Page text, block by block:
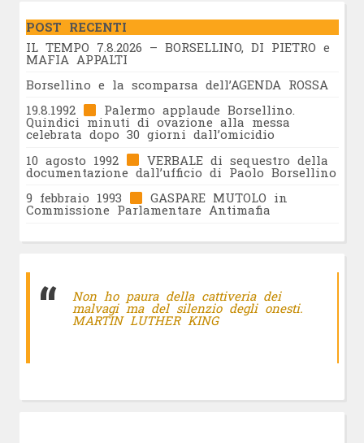
POST RECENTI
IL TEMPO 7.8.2026 – BORSELLINO, DI PIETRO e
MAFIA APPALTI
Borsellino e la scomparsa dell’AGENDA ROSSA
19.8.1992
Palermo applaude Borsellino.
Quindici minuti di ovazione alla messa
celebrata dopo 30 giorni dall’omicidio
10 agosto 1992
VERBALE di sequestro della
documentazione dall’ufficio di Paolo Borsellino
9 febbraio 1993
GASPARE MUTOLO in
Commissione Parlamentare Antimafia
Non ho paura della cattiveria dei
malvagi ma del silenzio degli onesti.
MARTIN LUTHER KING